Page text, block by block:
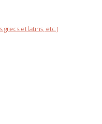
grecs et latins, etc.)